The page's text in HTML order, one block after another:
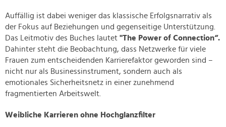
Auffällig ist dabei weniger das klassische Erfolgsnarrativ als
der Fokus auf Beziehungen und gegenseitige Unterstützung.
Das Leitmotiv des Buches lautet "The Power of Connection“.
Dahinter steht die Beobachtung, dass Netzwerke für viele
Frauen zum entscheidenden Karrierefaktor geworden sind –
nicht nur als Businessinstrument, sondern auch als
emotionales Sicherheitsnetz in einer zunehmend
fragmentierten Arbeitswelt.
Weibliche Karrieren ohne Hochglanzfilter